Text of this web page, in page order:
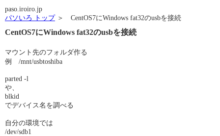
paso.iroiro.jp
パソいろ トップ＞ CentOS7にWindows fat32のusbを接続
CentOS7にWindows fat32のusbを接続
マウント先のフォルダ作る
例 /mnt/usbtoshiba
parted -l
や、
blkid
でデバイス名を調べる
自分の環境では
/dev/sdb1